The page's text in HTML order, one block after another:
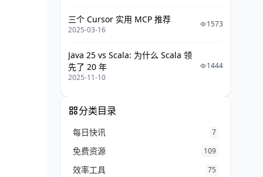
三个 Cursor 实用 MCP 推荐
2025-03-16
1573
Java 25 vs Scala: 为什么 Scala 领
先了 20 年
2025-11-10
1444
分类目录
每日快讯 7
免费资源 109
效率工具 75